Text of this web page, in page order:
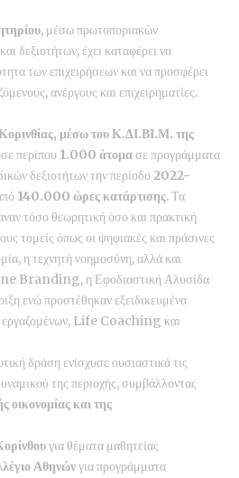
, μέσω πρωτοποριακών
δεξιοτήτων, έχει καταφέρει να
των επιχειρήσεων και να προσφέρει
ανέργους και επιχειρηματίες.
μέσω του Κ.ΔΙ.ΒΙ.Μ. της
περίπου 1.000 άτομασε προγράμματα
δεξιοτήτων την περίοδο2022-
140.000 ώρες κατάρτισης. Τα
τόσο θεωρητική όσο και πρακτική
τομείς όπως οι ψηφιακές και πράσινες
η τεχνητή νοημοσύνη, αλλά και
Branding, η Εφοδιαστική Αλυσίδα
ενώ προστέθηκαν εξειδικευμένα
εργαζομένων, Life Coaching και
δράση ενίσχυσε ουσιαστικά τις
της περιοχής, συμβάλλοντας
οικονομίας και της
για θέματα μαθητείας
Αθηνώνγια προγράμματα